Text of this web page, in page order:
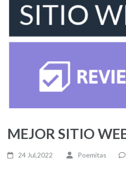
MEJOR SITIO
24 Jul,2022 Poemitas